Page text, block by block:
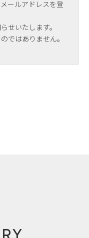
ールアドレスを登
せいたします。
ではありません。